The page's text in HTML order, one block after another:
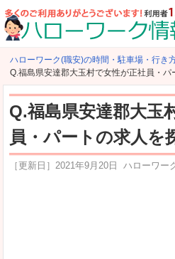
ハローワーク(職安)の時間・駐車場・行き
Q.福島県安達郡大玉村で女性が正社員・パ
Q.福島県安達郡大玉
員・パートの求人を
［更新日］ 2021年9月20日 ハローワー